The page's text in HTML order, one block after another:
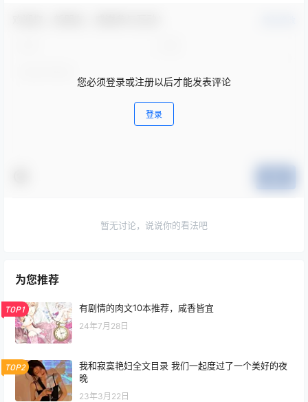
您必须登录或注册以后才能发表评论
登录
暂无讨论，说说你的看法吧
为您推荐
TOP1 有剧情的肉文10本推荐，咸香皆宜
24年7月28日
TOP2
我和寂寞艳妇全文目录 我们一起度过了一个美好的夜
晚
23年3月22日